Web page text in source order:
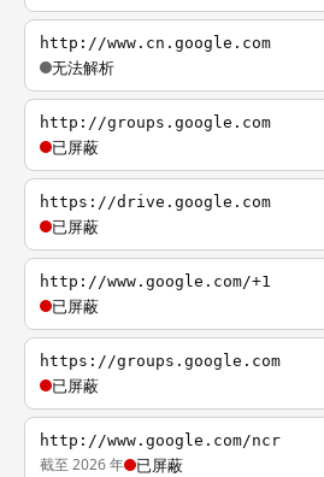
http://www.cn.google.com
无法解析
http://groups.google.com
已屏蔽
https://drive.google.com
已屏蔽
http://www.google.com/+1
已屏蔽
https://groups.google.com
已屏蔽
http://www.google.com/ncr
截至 2026 年 已屏蔽